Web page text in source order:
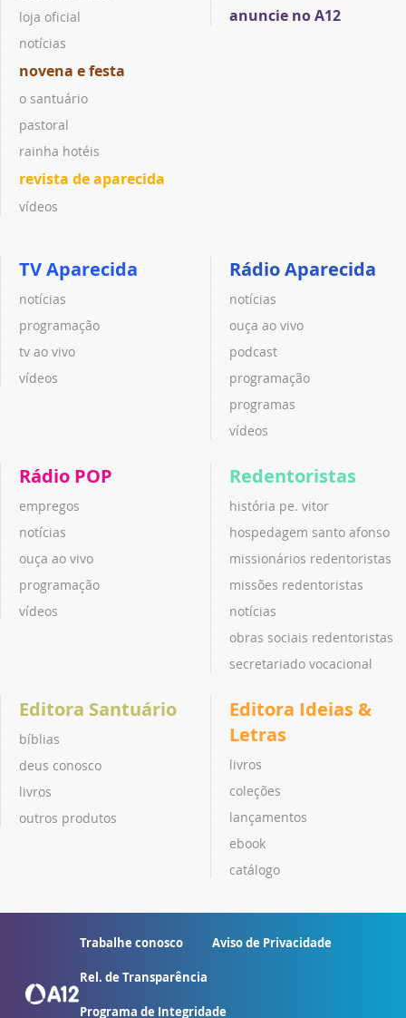
loja oficial
notícias
novena e festa
o santuário
pastoral
rainha hotéis
revista de aparecida
vídeos
anuncie no A12
TV Aparecida
notícias
programação
tv ao vivo
vídeos
Rádio Aparecida
notícias
ouça ao vivo
podcast
programação
programas
vídeos
Rádio POP
empregos
notícias
ouça ao vivo
programação
vídeos
Redentoristas
história pe. vitor
hospedagem santo afonso
missionários redentoristas
missões redentoristas
notícias
obras sociais redentoristas
secretariado vocacional
Editora Santuário
bíblias
deus conosco
livros
outros produtos
Editora Ideias &
Letras
livros
coleções
lançamentos
ebook
catálogo
Trabalhe conosco Aviso de Privacidade
Rel. de Transparência
Programa de Integridade